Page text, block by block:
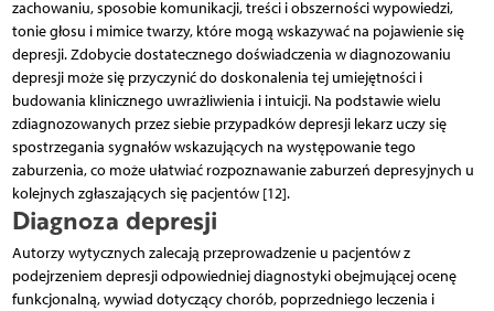
zachowaniu, sposobie komunikacji, treści i obszerności wypowiedzi,
tonie głosu i mimice twarzy, które mogą wskazywać na pojawienie się
depresji. Zdobycie dostatecznego doświadczenia w diagnozowaniu
depresji może się przyczynić do doskonalenia tej umiejętności i
budowania klinicznego uwrażliwienia i intuicji. Na podstawie wielu
zdiagnozowanych przez siebie przypadków depresji lekarz uczy się
spostrzegania sygnałów wskazujących na występowanie tego
zaburzenia, co może ułatwiać rozpoznawanie zaburzeń depresyjnych u
kolejnych zgłaszających się pacjentów [12].
Diagnoza depresji
Autorzy wytycznych zalecają przeprowadzenie u pacjentów z
podejrzeniem depresji odpowiedniej diagnostyki obejmującej ocenę
funkcjonalną, wywiad dotyczący chorób, poprzedniego leczenia i